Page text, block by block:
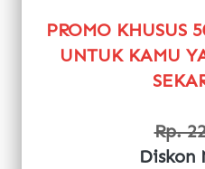
PROMO KHUSUS
UNTUK KAMU
Rp.
Diskon